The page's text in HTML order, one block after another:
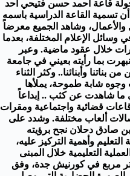
قاعة أحمد حسن فتيحي أحد
تسمية القاعة الدراسية باسمه
والأعمال، وشاهد الجميع معرضاً
وسائل الإعلام المختلفة، بعدما
خلال عقود ماضية. وعبر
بما رأيته بعيني في جامعة
بناتنا وأبنائنا.. وكثر الثناء
شابة طموحة، يملأها
ما شاهدت عن كثب .. إبداعاً
قضائية واجتماعية ومقرات
ألعاب مختلفة. وشدد على
صادق دحلان نجح برؤيته
وأهمية التركيز عليه،
التعليمية خلال المبنى
على مساحة 40 ألف متر مربع في كورنيش جدة، وفق